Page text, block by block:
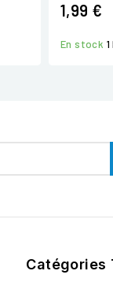
1,99 €
En stock
Catégories